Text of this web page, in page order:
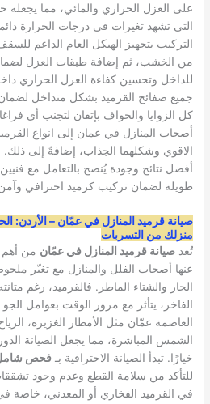
على العزل الحراري والمائي، مما يجعله
التي تشهد تغيرات في درجات الحرارة
التركيب بتجهيز الهيكل العام الداعم
من الخشب، ثم إضافة طبقات العزل
للداخل وتحسين كفاءة العزل الحراري
جميع صفائح القرميد بشكل متداخل لضمان
كل الزوايا والحواف بإتقان لتجنب أي
أصحاب المنازل في عمان إلى انواع
الاقوي وشكلهما الجذاب، إضافةً إلى
أفضل نتائج وجودة يُنصح بالتعامل مع
طويلة لضمان تركيب كرميد احترافي
صيانة قرميد المنازل في عمّان – الأردن:
منزلك من التسربات
تُعدصيانة قرميد المنازل في عمّان من أهم
عنها أصحاب الفلل والمنازل مع تغيّر
الحار والشتاء الماطر. فالقرميد، رغم
الفاخر، يتأثر مع مرور الوقت بعوامل
العاصمة عمّان مثل الأمطار الغزيرة،
الشمس المباشرة، مما يجعل الصيانة
خيارًا. تبدأ الصيانة الاحترافية بـفحص شامل
للتأكد من سلامة القطع وعدم وجود
في القرميد الفخاري أو المعدني، خاصة